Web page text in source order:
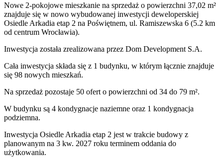
Nowe 2-pokojowe mieszkanie na sprzedaż o powierzchni 37,02 m²
znajduje się w nowo wybudowanej inwestycji deweloperskiej
Osiedle Arkadia etap 2 na Poświętnem, ul. Ramiszewska 6 (5.2 km
od centrum Wrocławia).
Inwestycja została zrealizowana przez Dom Development S.A.
Cała inwestycja składa się z 1 budynku, w którym łącznie znajduje
się 98 nowych mieszkań.
Na sprzedaż pozostaje 50 ofert o powierzchni od 34 do 79 m².
W budynku są 4 kondygnacje naziemne oraz 1 kondygnacja
podziemna.
Inwestycja Osiedle Arkadia etap 2 jest w trakcie budowy z
planowanym na 3 kw. 2027 roku terminem oddania do
użytkowania.